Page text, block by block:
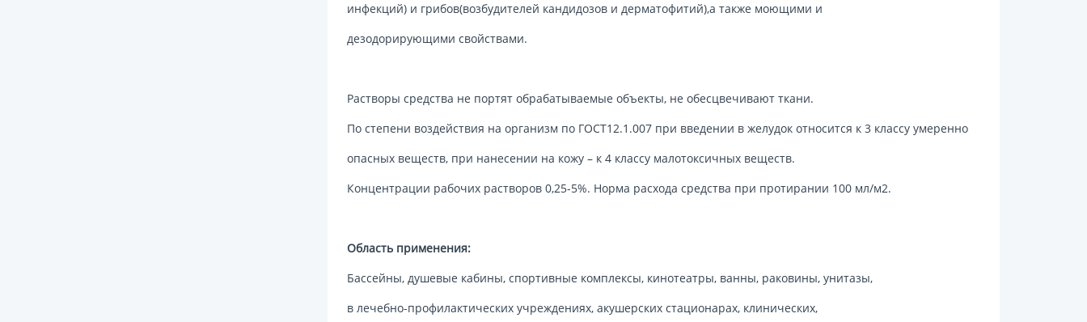
инфекций) и грибов(возбудителей кандидозов и дерматофитий),а также моющими и
дезодорирующими свойствами.
Растворы средства не портят обрабатываемые объекты, не обесцвечивают ткани.
По степени воздействия на организм по ГОСТ12.1.007 при введении в желудок относится к 3 классу умеренно
опасных веществ, при нанесении на кожу – к 4 классу малотоксичных веществ.
Концентрации рабочих растворов 0,25-5%. Норма расхода средства при протирании 100 мл/м2.
Область применения:
Бассейны, душевые кабины, спортивные комплексы, кинотеатры, ванны, раковины, унитазы,
в лечебно-профилактических учреждениях, акушерских стационарах, клинических,